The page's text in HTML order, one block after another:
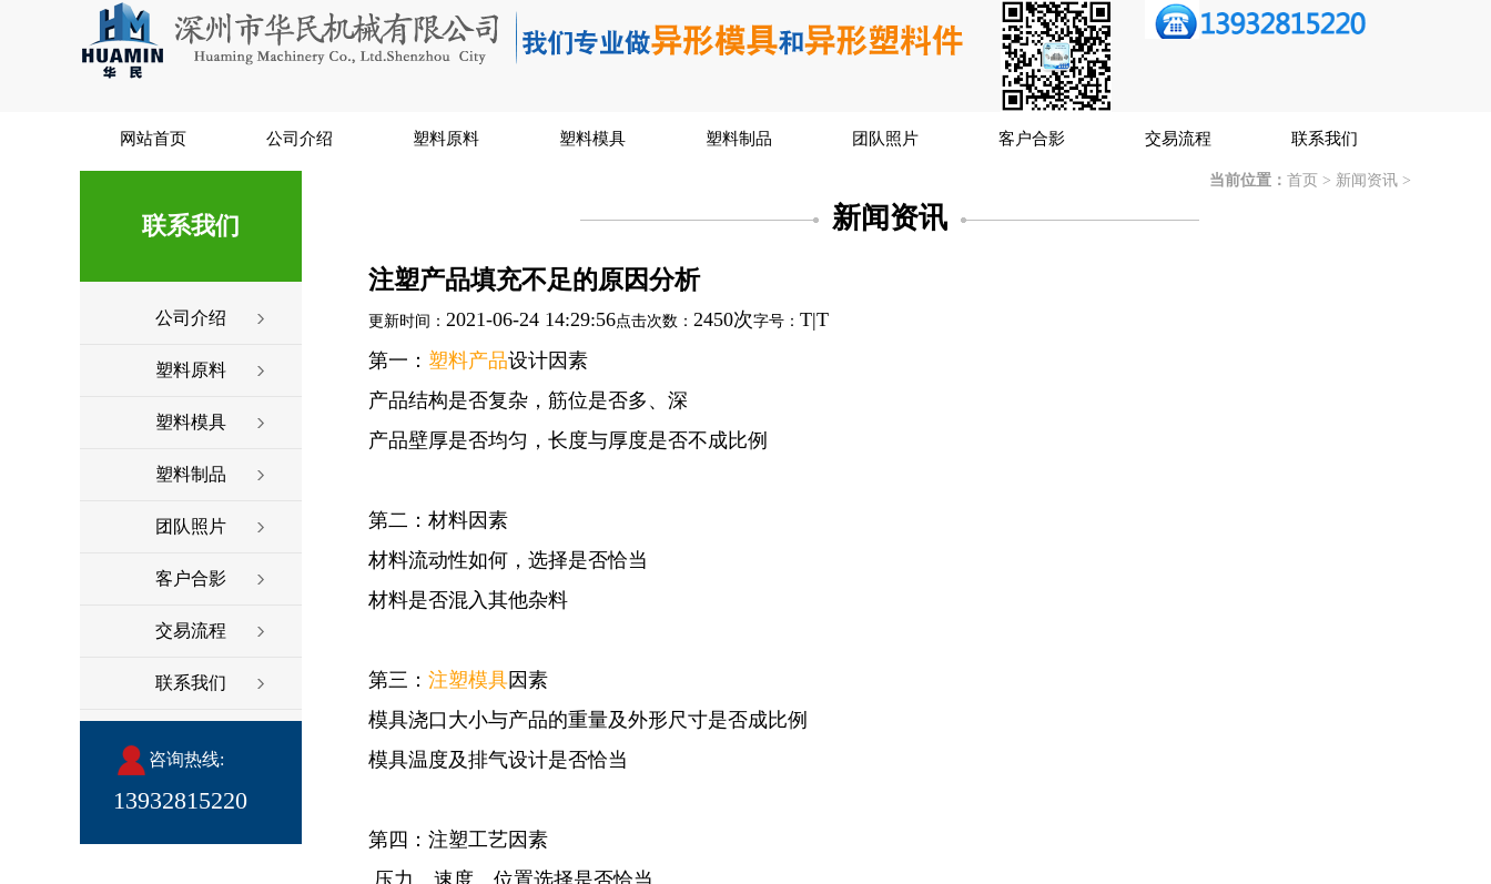
网站首页 公司介绍 塑料原料 塑料模具 塑料制品 团队照片 客户合影 交易流程 联系我们
联系我们
公司介绍
塑料原料
塑料模具
塑料制品
团队照片
客户合影
交易流程
联系我们
咨询热线:
13932815220
当前位置： 首页 > 新闻资讯 >
新闻资讯
注塑产品填充不足的原因分析
更新时间： 2021-06-24 14:29:56点击次数： 2450次字号： T|T
第一： 塑料产品设计因素
产品结构是否复杂，筋位是否多、深
产品壁厚是否均匀，长度与厚度是否不成比例
第二：材料因素
材料流动性如何，选择是否恰当
材料是否混入其他杂料
第三： 注塑模具因素
模具浇口大小与产品的重量及外形尺寸是否成比例
模具温度及排气设计是否恰当
第四：注塑工艺因素
压力、速度、位置选择是否恰当